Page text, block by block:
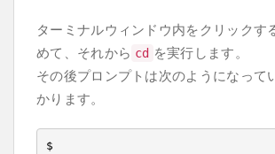
ターミナルウィンドウ内をクリックす
めて、それから cd を実行します。
その後プロンプトは次のようになって
かります。
$